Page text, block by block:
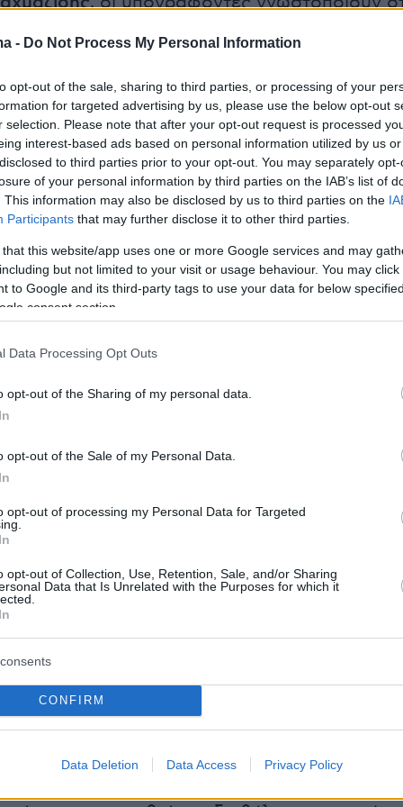
- Do Not Process My Personal Information
opt-out of the sale, sharing to third parties, or processing of your
for targeted advertising by us, please use the below opt-out
selection. Please note that after your opt-out request is processed
interest-based ads based on personal information utilized by us
to third parties prior to your opt-out. You may separately
of your personal information by third parties on the IAB’s list of
This information may also be disclosed by us to third parties on the
Participants that may further disclose it to other third parties.
that this website/app uses one or more Google services and may
but not limited to your visit or usage behaviour. You may
to Google and its third-party tags to use your data for below
consent section.
Data Processing Opt Outs
opt-out of the Sharing of my personal data.
opt-out of the Sale of my Personal Data.
opt-out of processing my Personal Data for Targeted
opt-out of Collection, Use, Retention, Sale, and/or Sharing
Data that Is Unrelated with the Purposes for which it
CONFIRM
Data Deletion Data Access Privacy Policy
τονίζοντας ότι δεν μπορεί να διαγράφει
εκπροσωπώντας τον Σύλλογο.Ως προς την
του νέου κόμματος, οι συγγενείς
πως η Μαρία Καρυστιανού θα έπρεπε να έχει
από τη θέση της Προέδρου, ενώ την
απουσίαζε αδικαιολόγητα από την τελευταία
Διοικητικού Συμβουλίου.
αναμένει να της ζητηθεί να παραιτηθεί
Συλλόγου Συγγενών Θυμάτων Τεμπών,
ΔΣ του Συλλόγου μας, την Πέμπτη 8
και ήδη έχει ενημερωθεί για την απόφασή
να παραιτηθεί, παρότι θεωρούμε ότι
πράξει από την πρώτη στιγμή που
αυτή συνδέεται με την τακτική της
στο όνομα του Συλλόγου χωρίς
ενημέρωση, συζήτηση ή έγκριση του ΔΣ για
και τοποθετήσεις της με τις οποίες δεν
υπόλοιπα μέλη του ΔΣ,